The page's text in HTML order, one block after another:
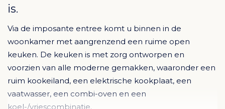
is.
Via de imposante entree komt u binnen in de
woonkamer met aangrenzend een ruime open
keuken. De keuken is met zorg ontworpen en
voorzien van alle moderne gemakken, waaronder een
ruim kookeiland, een elektrische kookplaat, een
vaatwasser, een combi-oven en een
koel-/vriescombinatie.